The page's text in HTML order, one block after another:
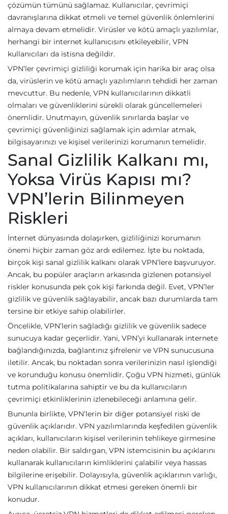
çözümün tümünü sağlamaz. Kullanıcılar, çevrimiçi
davranışlarına dikkat etmeli ve temel güvenlik önlemlerini
almaya devam etmelidir. Virüsler ve kötü amaçlı yazılımlar,
herhangi bir internet kullanıcısını etkileyebilir, VPN
kullanıcıları da istisna değildir.
VPN’ler çevrimiçi gizliliği korumak için harika bir araç olsa
da, virüslerin ve kötü amaçlı yazılımların tehdidi her zaman
mevcuttur. Bu nedenle, VPN kullanıcılarının dikkatli
olmaları ve güvenliklerini sürekli olarak güncellemeleri
önemlidir. Unutmayın, güvenlik sınırlarda başlar ve
çevrimiçi güvenliğinizi sağlamak için adımlar atmak,
bilgisayarınızı ve kişisel verilerinizi korumanın temelidir.
Sanal Gizlilik Kalkanı mı,
Yoksa Virüs Kapısı mı?
VPN’lerin Bilinmeyen
Riskleri
İnternet dünyasında dolaşırken, gizliliğinizi korumanın
önemi hiçbir zaman göz ardı edilemez. İşte bu noktada,
birçok kişi sanal gizlilik kalkanı olarak VPN’lere başvuruyor.
Ancak, bu popüler araçların arkasında gizlenen potansiyel
riskler konusunda pek çok kişi farkında değil. Evet, VPN’ler
gizlilik ve güvenlik sağlayabilir, ancak bazı durumlarda tam
tersine bir etkiye sahip olabilirler.
Öncelikle, VPN’lerin sağladığı gizlilik ve güvenlik sadece
sunucuya kadar geçerlidir. Yani, VPN’yi kullanarak internete
bağlandığınızda, bağlantınız şifrelenir ve VPN sunucusuna
iletilir. Ancak, bu noktadan sonra verilerinizin nasıl işlendiği
ve korunduğu konusu önemlidir. Çoğu VPN hizmeti, günlük
tutma politikalarına sahiptir ve bu da kullanıcıların
çevrimiçi etkinliklerinin izlenebileceği anlamına gelir.
Bununla birlikte, VPN’lerin bir diğer potansiyel riski de
güvenlik açıklarıdır. VPN yazılımlarında keşfedilen güvenlik
açıkları, kullanıcıların kişisel verilerinin tehlikeye girmesine
neden olabilir. Bir saldırgan, VPN istemcisinin bu açıklarını
kullanarak kullanıcıların kimliklerini çalabilir veya hassas
bilgilerine erişebilir. Dolayısıyla, güvenlik açıklarının varlığı,
VPN kullanıcılarının dikkat etmesi gereken önemli bir
konudur.